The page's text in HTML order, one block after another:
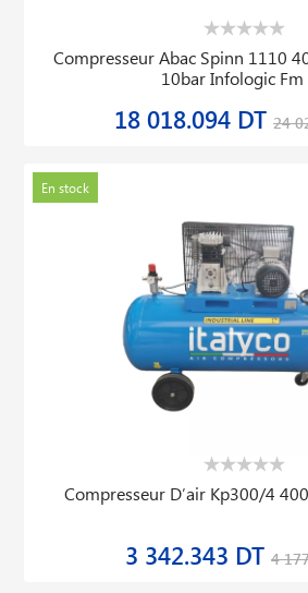
Compresseur Abac Spinn 1110
10bar Infologic Fm
18 018.094 DT 24
En stock
Compresseur D′air Kp300/4
3 342.343 DT 4